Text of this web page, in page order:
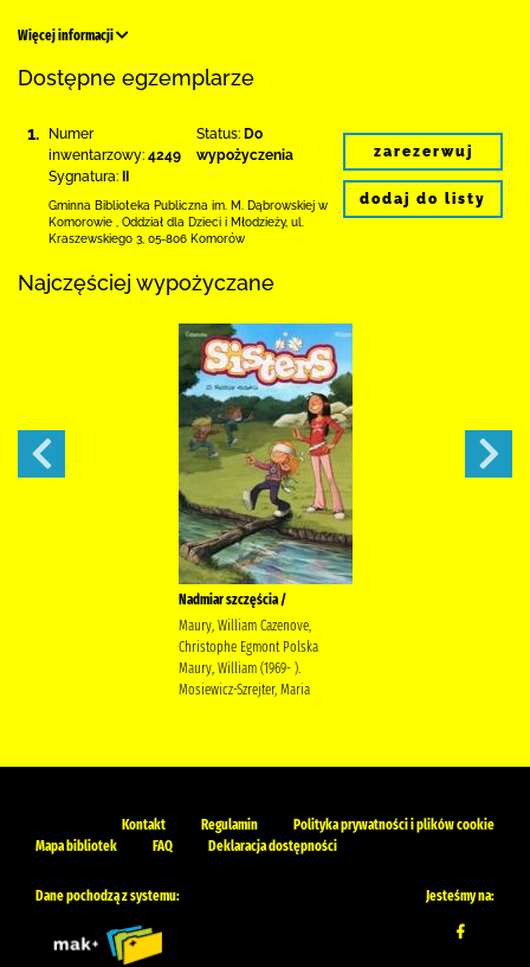
Więcej informacji
Dostępne egzemplarze
1.
Numer
inwentarzowy: 4249
Sygnatura:
Status: Do
wypożyczenia
Gminna Biblioteka Publiczna im. M. Dąbrowskiej w
Komorowie
Oddział dla Dzieci i Młodzieży, ul.
Kraszewskiego 3 05-806 Komorów
zarezerwuj
dodaj do listy
Najczęściej wypożyczane
Nadmiar szczęścia /
Maury, William Cazenove,
Christophe Egmont Polska
Maury, William (1969- ).
Mosiewicz-Szrejter, Maria
Kontakt Regulamin
Polityka prywatności i plików cookie
Mapa bibliotek
FAQ Deklaracja dostępności
Dane pochodzą z systemu: Jesteśmy na: